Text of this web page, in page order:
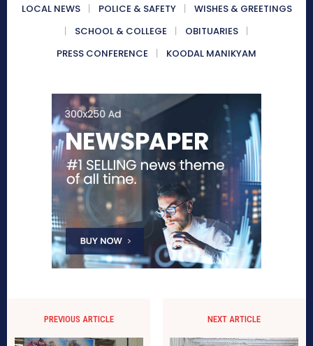
LOCAL NEWS POLICE & SAFETY
WISHES & GREETINGS
SCHOOL & COLLEGE
OBITUARIES
PRESS CONFERENCE
KOODAL MANIKYAM
PREVIOUS ARTICLE NEXT ARTICLE